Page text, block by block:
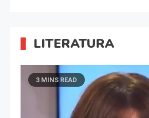
LITERATURA
3 MINS READ